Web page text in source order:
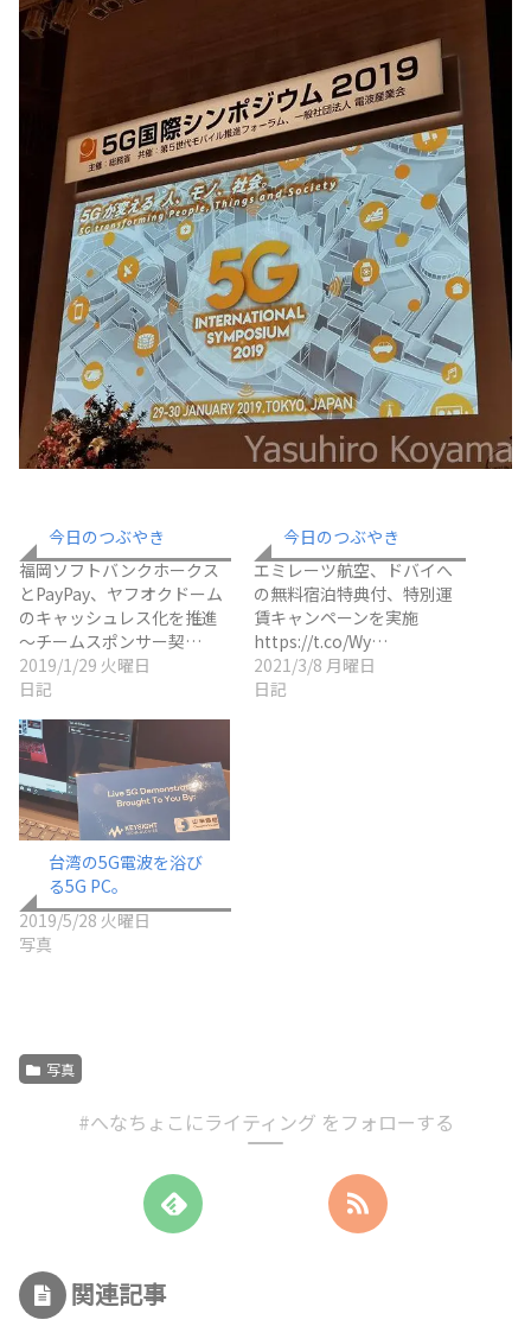
今日のつぶやき
福岡ソフトバンクホークス
とPayPay、ヤフオクドーム
のキャッシュレス化を推進
～チームスポンサー契…
2019/1/29 火曜日
日記
今日のつぶやき
エミレーツ航空、ドバイへ
の無料宿泊特典付、特別運
賃キャンペーンを実施
https://t.co/Wy…
2021/3/8 月曜日
日記
台湾の5G電波を浴び
る5G PC。
2019/5/28 火曜日
写真
写真
#へなちょこにライティング をフォローする
関連記事